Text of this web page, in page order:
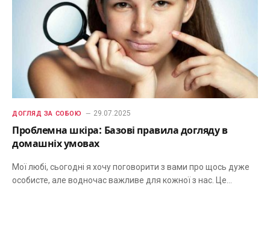
ДОГЛЯД ЗА СОБОЮ 29.07.2025
Проблемна шкіра: Базові правила догляду в
домашніх умовах
Мої любі, сьогодні я хочу поговорити з вами про щось дуже
особисте, але водночас важливе для кожної з нас. Це…